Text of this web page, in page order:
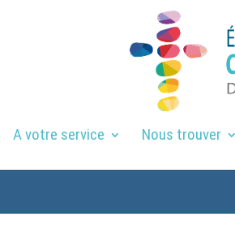
A votre service Nous trouver